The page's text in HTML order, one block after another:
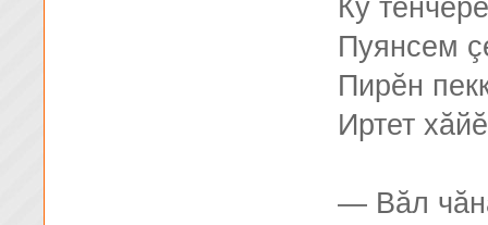
Ку
Пуянсем
Пирĕн
Иртет
— Вăл